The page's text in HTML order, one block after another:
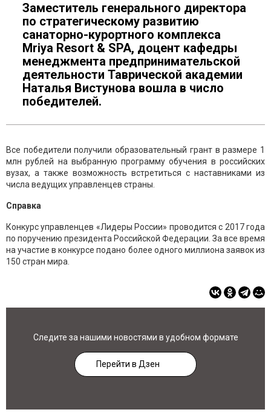
Заместитель генерального директора
по стратегическому развитию
санаторно-курортного комплекса
Mriya Resort & SPA, доцент кафедры
менеджмента предпринимательской
деятельности Таврической академии
Наталья Вистунова вошла в число
победителей.
Все победители получили образовательный грант в размере 1
млн рублей на выбранную программу обучения в российских
вузах, а также возможность встретиться с наставниками из
числа ведущих управленцев страны.
Справка
Конкурс управленцев «Лидеры России» проводится с 2017 года
по поручению президента Российской Федерации. За все время
на участие в конкурсе подано более одного миллиона заявок из
150 стран мира.
Следите за нашими новостями в удобном формате
Перейти в Дзен